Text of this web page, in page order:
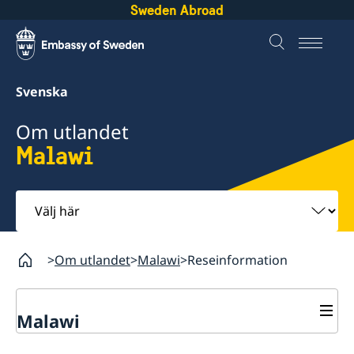
Sweden Abroad
Svenska
Om utlandet
Malawi
Välj
här
Om utlandet Malawi Reseinformation
Malawi